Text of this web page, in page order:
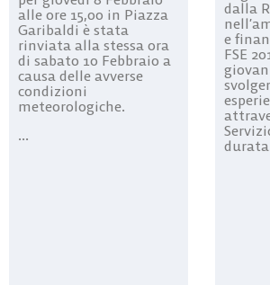
alle ore 15,00 in Piazza
Garibaldi è stata
rinviata alla stessa ora
di sabato 10 Febbraio a
causa delle avverse
condizioni
meteorologiche.
...
dalla
e
FSE
durata